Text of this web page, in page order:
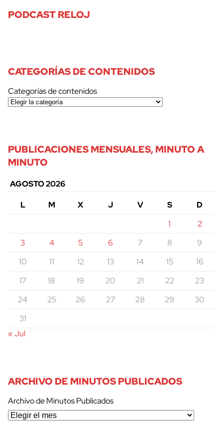
PODCAST RELOJ
CATEGORÍAS DE CONTENIDOS
Categorías de contenidos
PUBLICACIONES MENSUALES, MINUTO A
MINUTO
AGOSTO 2026
L
M X J V S
D
1
2
3
4 5 6 7 8
9
10
11 12 13 14 15
16
17
18 19 20 21 22
23
24
25 26 27 28 29
30
31
« Jul
ARCHIVO DE MINUTOS PUBLICADOS
Archivo de Minutos Publicados